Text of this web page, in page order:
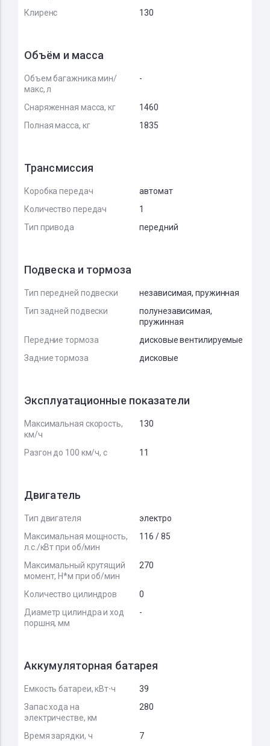
Клиренс
130
Объём и масса
Объем багажника мин/
макс, л
-
Снаряженная масса, кг
1460
Полная масса, кг
1835
Трансмиссия
Коробка передач
автомат
Количество передач
1
Тип привода
передний
Подвеска и тормоза
Тип передней подвески
независимая, пружинная
Тип задней подвески
полунезависимая,
пружинная
Передние тормоза
дисковые вентилируемые
Задние тормоза
дисковые
Эксплуатационные показатели
Максимальная скорость,
км/ч
130
Разгон до 100 км/ч, с 11
Двигатель
Тип двигателя
электро
Максимальная мощность,
л.с./кВт при об/мин
116 / 85
Максимальный крутящий
момент, Н*м при об/мин
270
Количество цилиндров
0
Диаметр цилиндра и ход
поршня, мм
-
Аккумуляторная батарея
Емкость батареи, кВт⋅ч
39
Запас хода на
электричестве, км
280
Время зарядки, ч 7